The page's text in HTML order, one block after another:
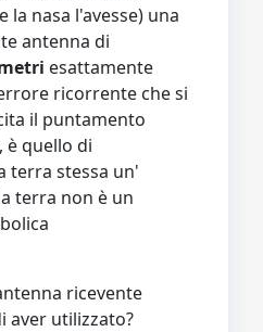
la nasa l'avesse) una
antenna di
esattamente
ricorrente che si
il puntamento
è quello di
terra stessa un'
terra non è un
ricevente
aver utilizzato?